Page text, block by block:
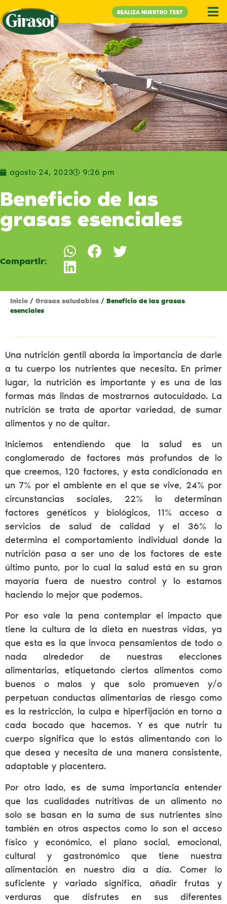
REALIZA NUESTRO TEST
agosto 24, 2023 9:26 pm
Beneficio de las
grasas esenciales
Compartir:
Inicio / Grasas saludables / Beneficio de las grasas
esenciales
Una nutrición gentil aborda la importancia de darle
a tu cuerpo los nutrientes que necesita. En primer
lugar, la nutrición es importante y es una de las
formas más lindas de mostrarnos autocuidado. La
nutrición se trata de aportar variedad, de sumar
alimentos y no de quitar.
Iniciemos entendiendo que la salud es un
conglomerado de factores más profundos de lo
que creemos, 120 factores, y esta condicionada en
un 7% por el ambiente en el que se vive, 24% por
circunstancias sociales, 22% lo determinan
factores genéticos y biológicos, 11% acceso a
servicios de salud de calidad y el 36% lo
determina el comportamiento individual donde la
nutrición pasa a ser uno de los factores de este
último punto, por lo cual la salud está en su gran
mayoría fuera de nuestro control y lo estamos
haciendo lo mejor que podemos.
Por eso vale la pena contemplar el impacto que
tiene la cultura de la dieta en nuestras vidas, ya
que esta es la que invoca pensamientos de todo o
nada alrededor de nuestras elecciones
alimentarias, etiquetando ciertos alimentos como
buenos o malos y que solo promueven y/o
perpetuan conductas alimentarias de riesgo como
es la restricción, la culpa e hiperfijación en torno a
cada bocado que hacemos. Y es que nutrir tu
cuerpo significa que lo estás alimentando con lo
que desea y necesita de una manera consistente,
adaptable y placentera.
Por otro lado, es de suma importancia entender
que las cualidades nutritivas de un alimento no
solo se basan en la suma de sus nutrientes sino
también en otros aspectos como lo son el acceso
físico y económico, el plano social, emocional,
cultural y gastronómico que tiene nuestra
alimentación en nuestro día a día. Comer lo
suficiente y variado significa, añadir frutas y
verduras que disfrutes en sus diferentes